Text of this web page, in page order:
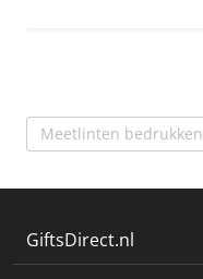
Meetlinten bedrukken
GiftsDirect.nl